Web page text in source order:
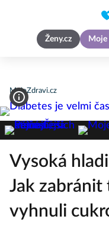
Ženy.cz Moje
MojeZdravi.cz
Vysoká
Jak zabránit
vyhnuli